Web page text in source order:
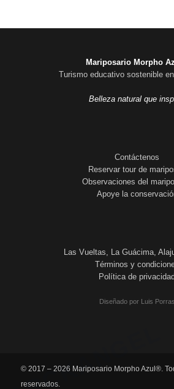
Mariposario Morpho
Turismo educativo sostenible
Belleza natural que
Contáctenos
Reservar tour de
Observaciones del
Apoye la
Las Vueltas, La Guácima,
Términos y
Política de privacidad
Diseñado por Luis Porras